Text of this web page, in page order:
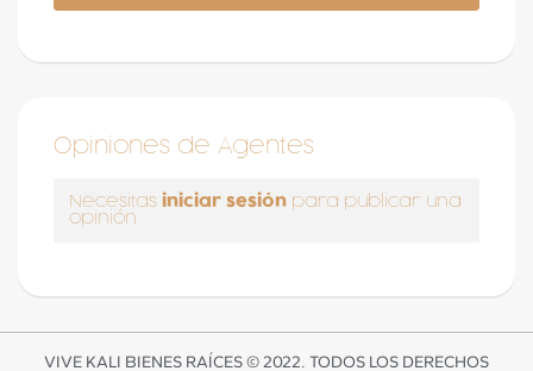
Opiniones de Agentes
Necesitas iniciar sesión para publicar una
opinión
VIVE KALI BIENES RAÍCES © 2022. TODOS LOS DERECHOS